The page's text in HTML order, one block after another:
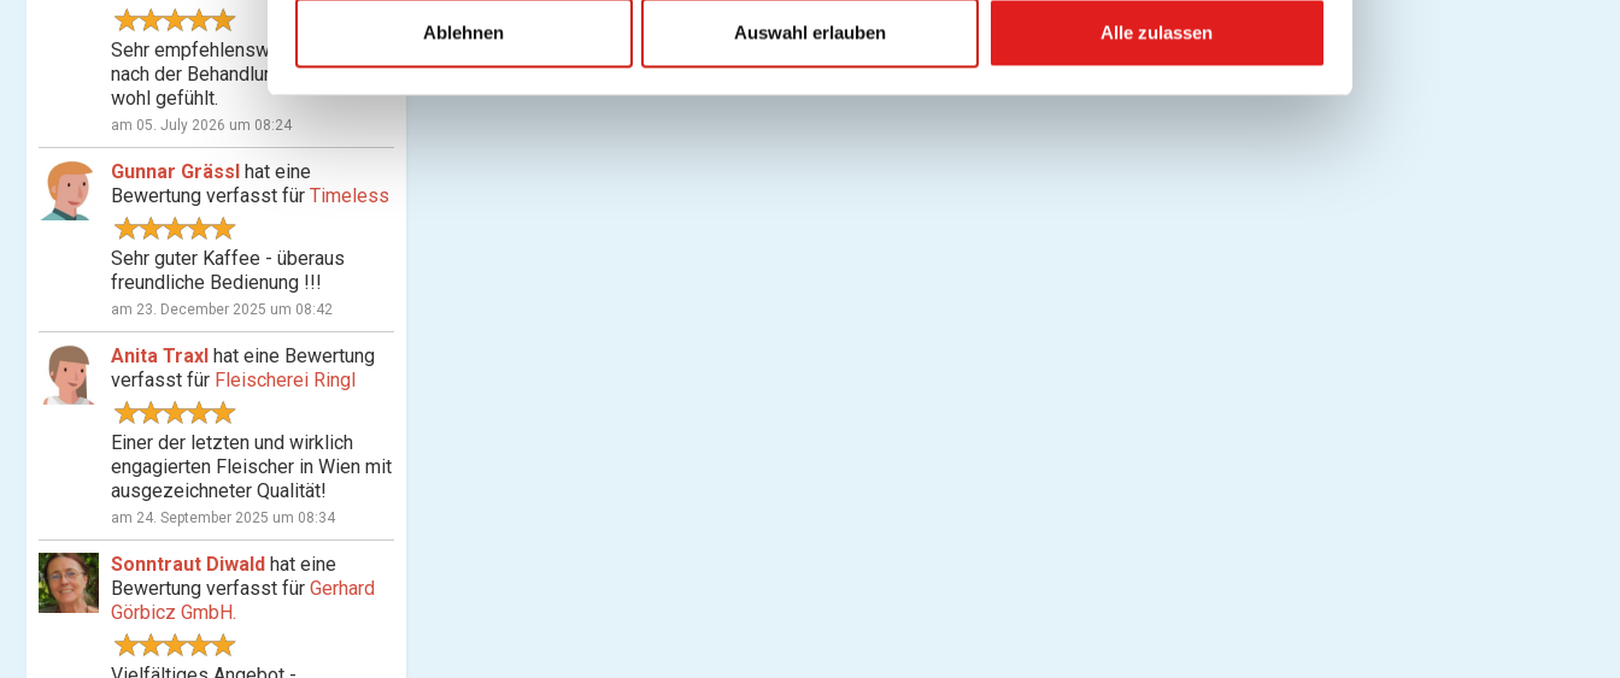
i
g
u
n
g
s
u
s
w
a
h
Ablehnen Auswahl erlauben Alle zulassen
Sehr empfehlenswert! Habe mich
nach der Behandlung nachhaltig
wohl gefühlt.
am 05. July 2026 um 08:24
Gunnar Grässl hat eine
Bewertung verfasst für Timeless
Sehr guter Kaffee - überaus
freundliche Bedienung !!!
am 23. December 2025 um 08:42
Anita Traxl hat eine Bewertung
verfasst für Fleischerei Ringl
Einer der letzten und wirklich
engagierten Fleischer in Wien mit
ausgezeichneter Qualität!
am 24. September 2025 um 08:34
Sonntraut Diwald hat eine
Bewertung verfasst für Gerhard
Görbicz GmbH.